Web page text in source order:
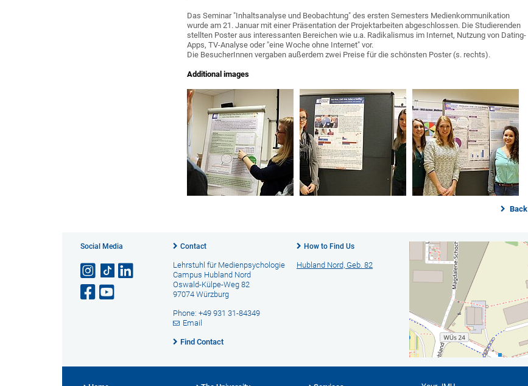
Das Seminar "Inhaltsanalyse und Beobachtung" des ersten Semesters Medienkommunikation
wurde am 21. Januar mit einer Präsentation der Projektarbeiten abgeschlossen. Die Studierenden
stellten Poster aus interessanten Bereichen wie u.a. Radikalismus im Internet, Nutzung von Dating-
Apps, TV-Analyse oder "eine Woche ohne Internet" vor.
Die BesucherInnen vergaben außerdem zwei Preise für die schönsten Poster (s. rechts).
Additional images
Back
Social Media Contact
Lehrstuhl für Medienpsychologie
Campus Hubland Nord
Oswald-Külpe-Weg 82
97074 Würzburg
Phone: +49 931 31-84349
Email
Find Contact
How to Find Us
Hubland Nord, Geb. 82